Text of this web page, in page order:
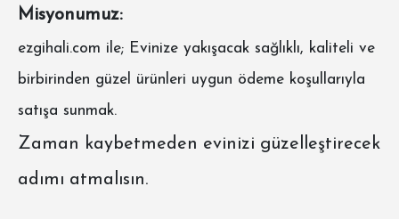
Misyonumuz:
ezgihali.com ile; Evinize yakışacak sağlıklı, kaliteli ve
birbirinden güzel ürünleri uygun ödeme koşullarıyla
satışa sunmak.
Zaman kaybetmeden evinizi güzelleştirecek
adımı atmalısın.